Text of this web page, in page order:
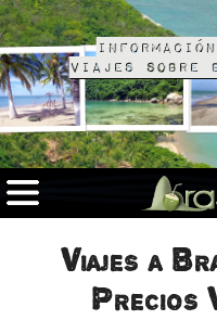
viajes sobre
Viajes a
Precios